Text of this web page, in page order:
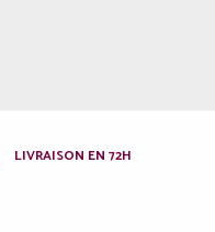
LIVRAISON EN 72H